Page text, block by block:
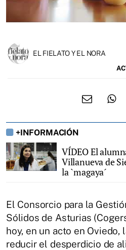
EL FIELATO Y EL NORA
+INFORMACIÓN
VÍDEO El
Villanueva de
la `magaya´
El Consorcio para la
Sólidos de Asturias
hoy, en un acto en Oviedo,
reducir el desperdicio de